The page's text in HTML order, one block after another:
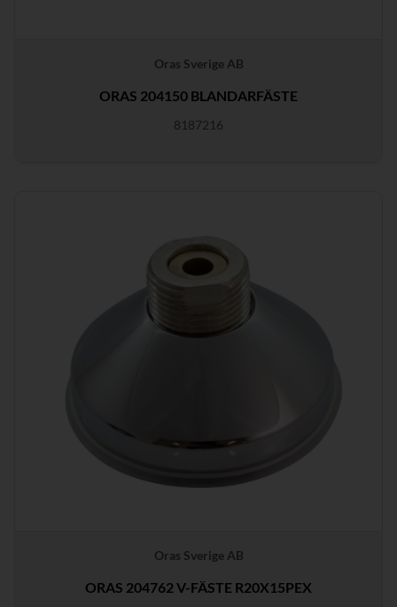
Oras Sverige AB
ORAS 204150 BLANDARFÄSTE
8187216
Oras Sverige AB
ORAS 204762 V-FÄSTE R20X15PEX